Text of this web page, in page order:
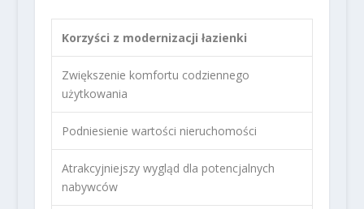
Korzyści z modernizacji łazienki
Zwiększenie komfortu codziennego
użytkowania
Podniesienie wartości nieruchomości
Atrakcyjniejszy wygląd dla potencjalnych
nabywców